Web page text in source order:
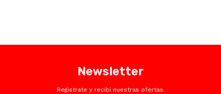
Newsletter
Registrate y recibí nuestras ofertas.